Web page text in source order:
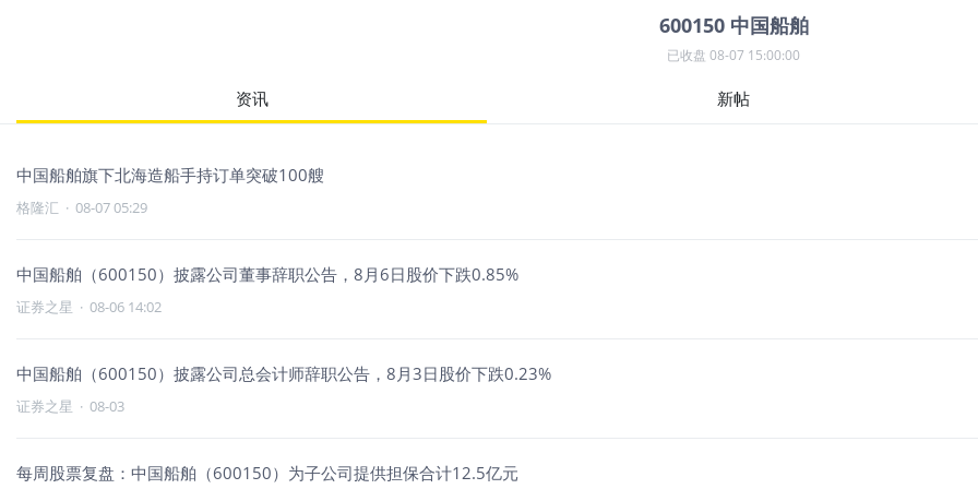
600150 中国船舶
已收盘 08-07 15:00:00
资讯 新帖
中国船舶旗下北海造船手持订单突破100艘
格隆汇 · 08-07 05:29
中国船舶（600150）披露公司董事辞职公告，8月6日股价下跌0.85%
证券之星 · 08-06 14:02
中国船舶（600150）披露公司总会计师辞职公告，8月3日股价下跌0.23%
证券之星 · 08-03
每周股票复盘：中国船舶（600150）为子公司提供担保合计12.5亿元